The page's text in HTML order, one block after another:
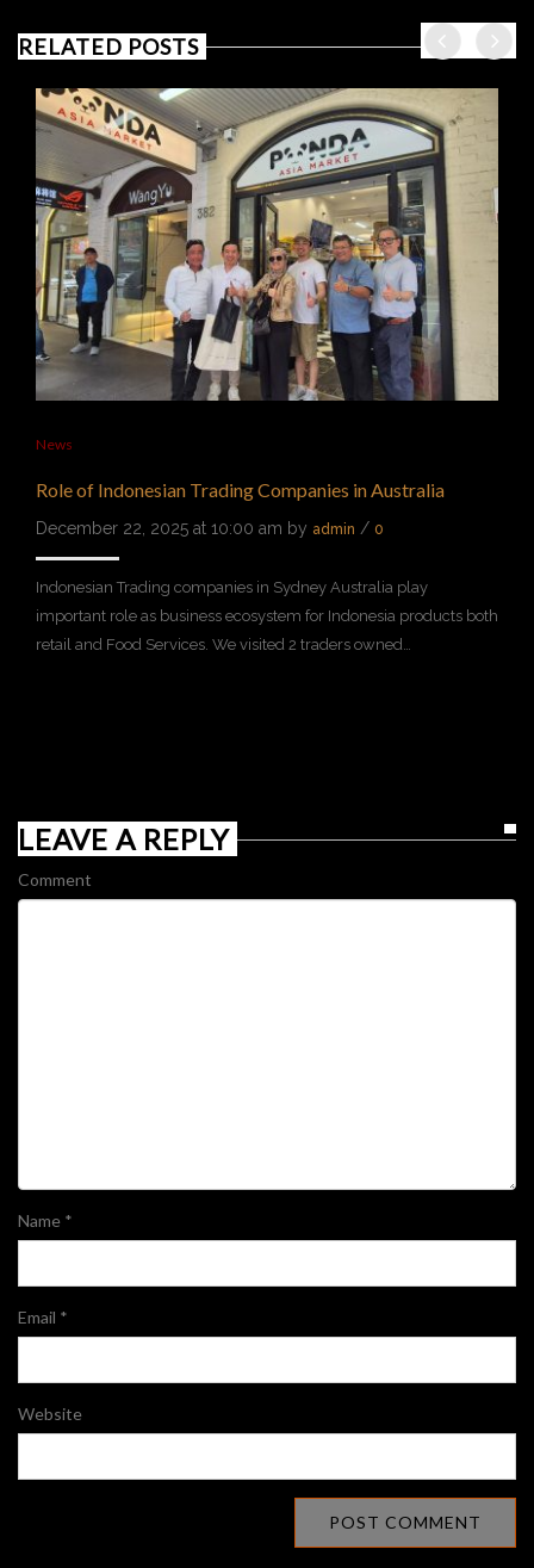
RELATED POSTS
News
Role of Indonesian Trading Companies in Australia
December 22, 2025 at 10:00 am by admin / 0
Indonesian Trading companies in Sydney Australia play
important role as business ecosystem for Indonesia products both
retail and Food Services. We visited 2 traders owned…
LEAVE A REPLY
Comment
Name *
Email *
Website